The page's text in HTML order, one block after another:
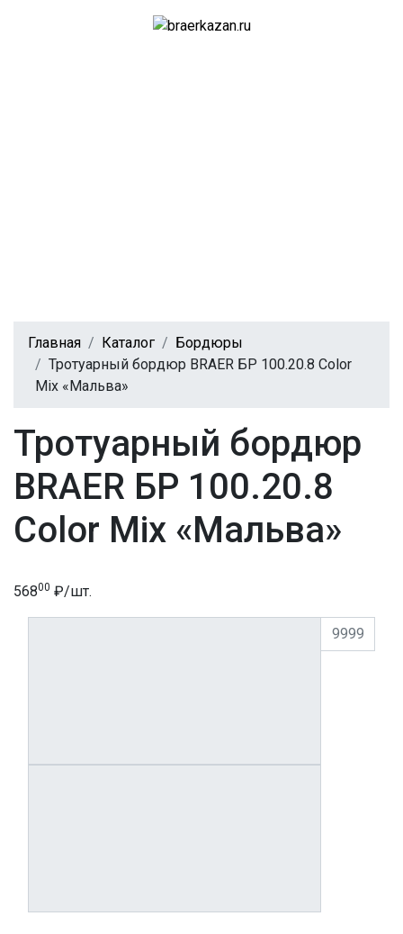
Главная Каталог
Бордюры
Тротуарный бордюр BRAER БР 100.20.8 Color
Mix «Мальва»
Тротуарный бордюр
BRAER БР 100.20.8
Color Mix «Мальва»
56800 ₽/шт.